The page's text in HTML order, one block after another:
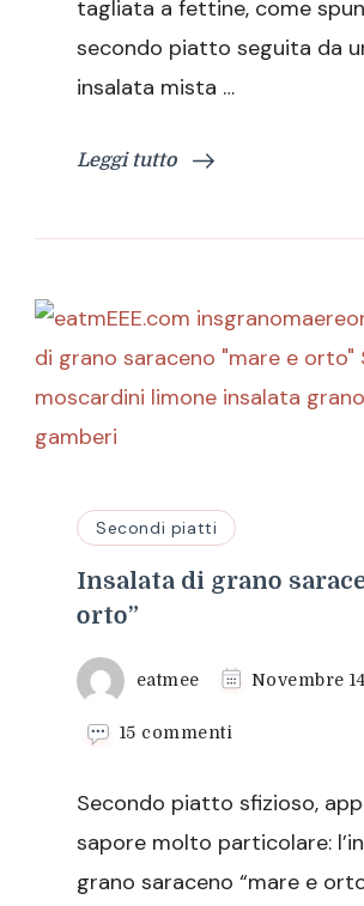
tagliata a fettine, come
secondo piatto seguita da
insalata mista …
Leggi tutto
Secondi piatti
Insalata di grano
orto”
eatmee Novembre
15 commenti
grano
saraceno
e
Secondo piatto sfizioso,
sapore molto particolare:
grano saraceno “mare e